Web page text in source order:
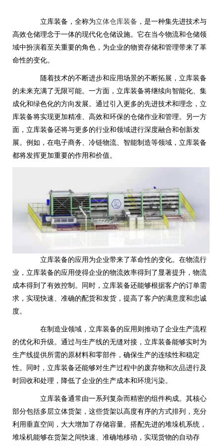
立库装备，全称为立体仓库装备 ，是一种集先进技术与
高效仓储理念于一体的现代化仓储设施。它在当今物流和仓储领
域中扮演着至关重要的角色，为企业的物资存储和管理带来了革
命性的变化。
随着技术的不断进步和应用场景的不断拓展，立库装备
的未来充满了无限可能。一方面，立库装备将继续向智能化、集
成化和绿色化的方向发展。通过引入更多的先进技术和理念，立
库装备将实现更加精准、高效和环保的仓储作业和管理。另一方
面，立库装备还将与更多的行业和领域进行深度融合和创新发
展。例如，在电子商务、冷链物流、智能制造等领域，立库装备
都将发挥更加重要的作用和价值。
立库装备的应用为企业带来了革命性的变化。在物流行
业，立库装备的应用使得企业的物流效率得到了显著提升，物流
成本得到了有效控制。同时，立库装备还能够根据客户的订单需
求，实现快速、准确的配货和发货，提高了客户的满意度和忠诚
度。
在制造业领域，立库装备的应用则推动了企业生产流程
的优化和升级。通过与生产线的无缝对接，立库装备能够实时为
生产线提供所需的原材料和零部件，确保生产的连续性和稳定
性。同时，立库装备还能够对生产过程中的废弃物和次品进行及
时回收和处理，降低了企业的生产成本和环境污染。
立库装备通常由一系列复杂而精密的组件构成。其核心
部分包括多层立体货架，这些货架以高度有序的方式排列，充分
利用垂直空间，大大增加了存储容量。搭配先进的堆垛机系统，
堆垛机能够在货架之间快速、准确地移动，实现货物的自动存